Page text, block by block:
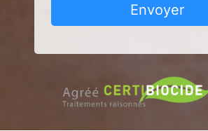
Envoyer